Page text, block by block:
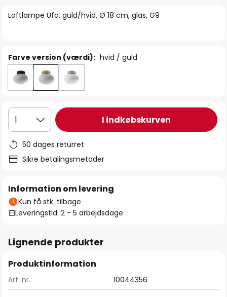
billedgalleriet
Loftlampe Ufo, guld/hvid, Ø 18 cm, glas, G9
Farve version (værdi): hvid / guld
1 I indkøbskurven
50 dages returret
Sikre betalingsmetoder
Information om levering
Kun få stk. tilbage
Leveringstid: 2 - 5 arbejdsdage
Lignende produkter
Produktinformation
Art. nr.: 10044356